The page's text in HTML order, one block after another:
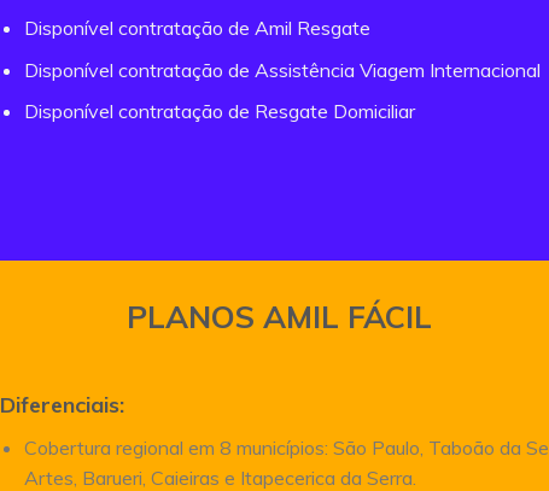
Disponível contratação de Amil Resgate
Disponível contratação de Assistência Viagem Internacional
Disponível contratação de Resgate Domiciliar
PLANOS AMIL FÁCIL
Diferenciais:
Cobertura regional em 8 municípios: São Paulo, Taboão da
Artes, Barueri, Caieiras e Itapecerica da Serra.